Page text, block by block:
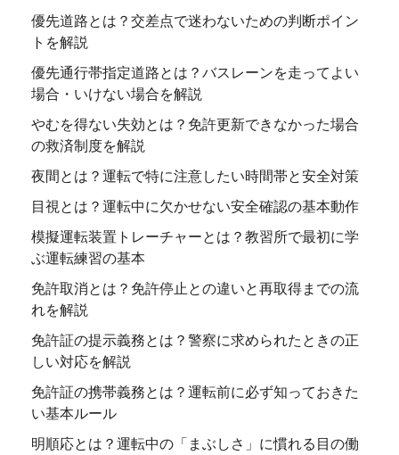
優先道路とは？交差点で迷わないための判断ポイン
トを解説
優先通行帯指定道路とは？バスレーンを走ってよい
場合・いけない場合を解説
やむを得ない失効とは？免許更新できなかった場合
の救済制度を解説
夜間とは？運転で特に注意したい時間帯と安全対策
目視とは？運転中に欠かせない安全確認の基本動作
模擬運転装置トレーチャーとは？教習所で最初に学
ぶ運転練習の基本
免許取消とは？免許停止との違いと再取得までの流
れを解説
免許証の提示義務とは？警察に求められたときの正
しい対応を解説
免許証の携帯義務とは？運転前に必ず知っておきた
い基本ルール
明順応とは？運転中の「まぶしさ」に慣れる目の働